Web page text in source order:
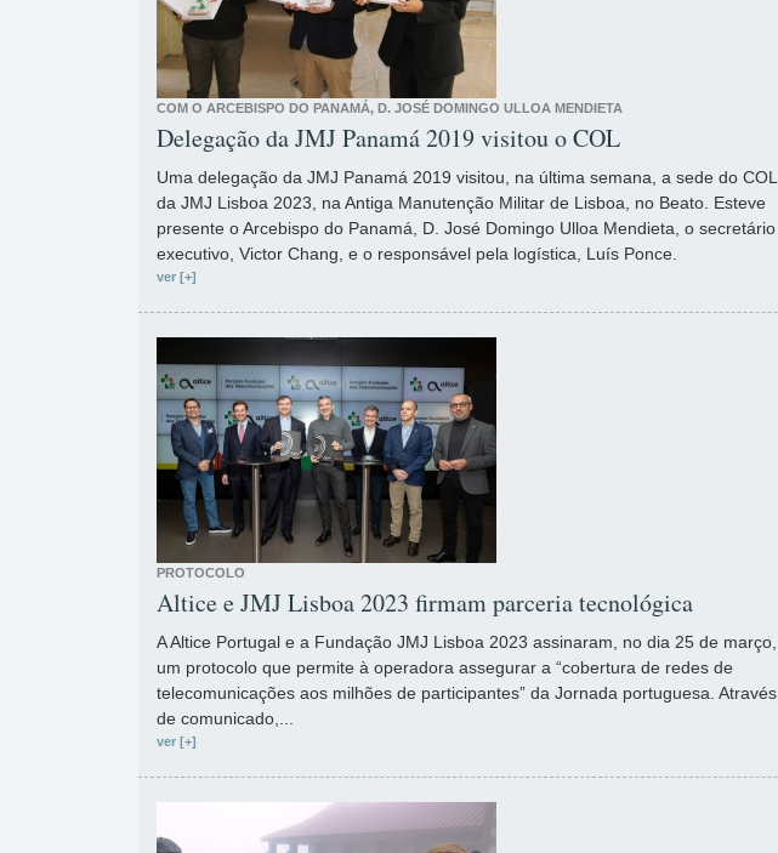
COM O ARCEBISPO DO PANAMÁ, D. JOSÉ DOMINGO ULLOA MENDIETA
Delegação da JMJ Panamá 2019 visitou o COL
Uma delegação da JMJ Panamá 2019 visitou, na última semana, a sede do COL
da JMJ Lisboa 2023, na Antiga Manutenção Militar de Lisboa, no Beato. Esteve
presente o Arcebispo do Panamá, D. José Domingo Ulloa Mendieta, o secretário
executivo, Victor Chang, e o responsável pela logística, Luís Ponce.
ver [+]
PROTOCOLO
Altice e JMJ Lisboa 2023 firmam parceria tecnológica
A Altice Portugal e a Fundação JMJ Lisboa 2023 assinaram, no dia 25 de março,
um protocolo que permite à operadora assegurar a “cobertura de redes de
telecomunicações aos milhões de participantes” da Jornada portuguesa. Através
de comunicado,...
ver [+]